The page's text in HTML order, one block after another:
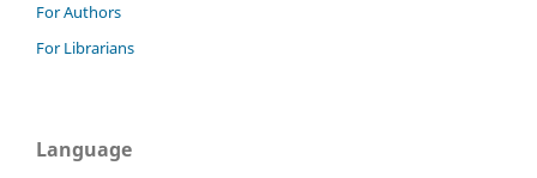
For Authors
For Librarians
Language